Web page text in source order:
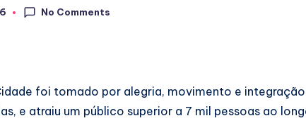
No Comments
foi tomado por alegria, movimento e integração
e atraiu um público superior a 7 mil pessoas ao